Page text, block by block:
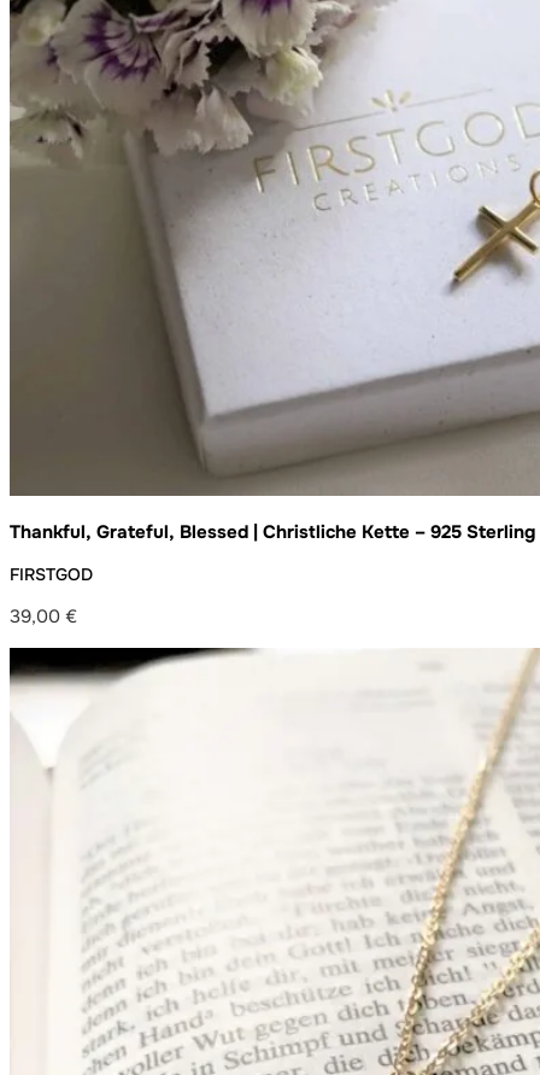
Thankful, Grateful, Blessed | Christliche Kette – 925
FIRSTGOD
39,00 €